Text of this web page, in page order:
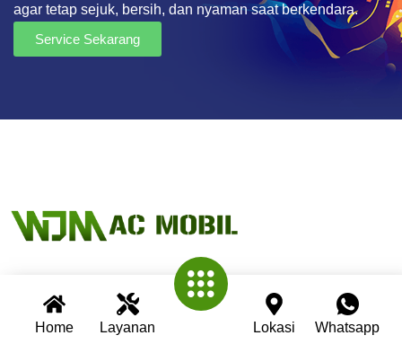
Home Layanan Lokasi Whatsapp
agar tetap sejuk, bersih, dan nyaman saat berkendara.
Service Sekarang
Wijaya AC Mobil adalah bengkel spesialis AC mobil yang
telah berpengalaman lebih dari 30 tahun. Kami berkomitmen